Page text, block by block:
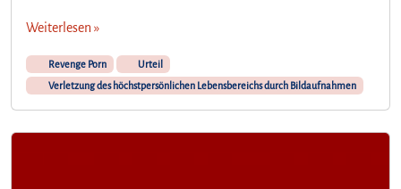
Weiterlesen »
Revenge Porn
Urteil
Verletzung des höchstpersönlichen Lebensbereichs durch Bildaufnahmen